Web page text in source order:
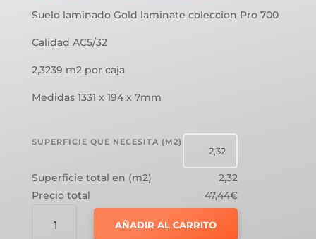
Suelo laminado Gold laminate coleccion Pro 700
Calidad AC5/32
2,3239 m2 por caja
Medidas 1331 x 194 x 7mm
SUPERFICIE QUE NECESITA (M2)
Superficie total en (m2)
2,32
Precio total
47,44€
LAMINATE
AÑADIR AL CARRITO